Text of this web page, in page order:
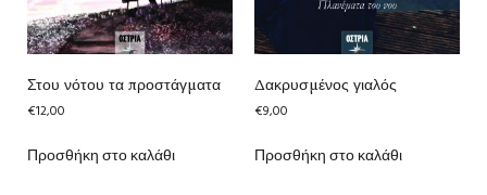
Στου νότου τα προστάγματα
€12,00
Προσθήκη στο καλάθι
Δακρυσμένος γιαλός
€9,00
Προσθήκη στο καλάθι